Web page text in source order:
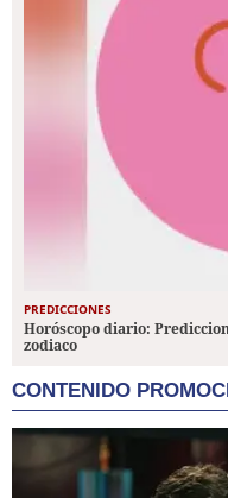
PREDICCIONES
Horóscopo diario:
zodiaco
CONTENIDO